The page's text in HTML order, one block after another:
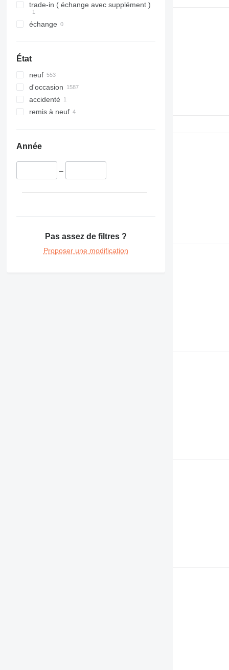
DE
M-series
trade-in ( échange avec supplément )
échange
État
neuf
d'occasion
accidenté
remis à neuf
Année
–
Pas assez de filtres ?
Proposer une modification